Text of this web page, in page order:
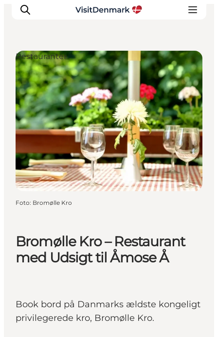
Inspiration
Destinationer
Oplevelser
Overnatning
Planlæg ferien
Bromølle Kro – Restaurant
med Udsigt til Åmose Å
Book bord på Danmarks ældste kongeligt
privilegerede kro, Bromølle Kro.
Restauranter
Foto: Bromølle Kro